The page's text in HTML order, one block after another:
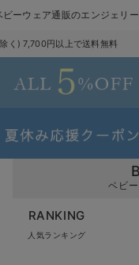
ーウェア通販のエンジェリ
く) 7,700円以上で送料無料
ベビ
RANKING
人気ランキング